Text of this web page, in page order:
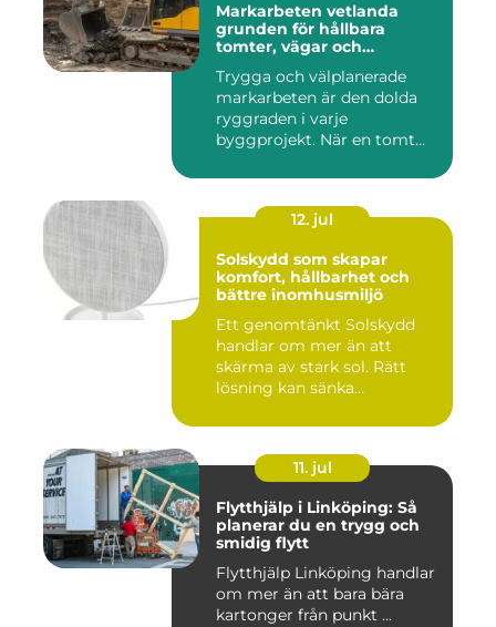
Markarbeten vetlanda
grunden för hållbara
tomter, vägar och
Trygga och välplanerade
markarbeten är den dolda
ryggraden i varje
byggprojekt. När en tomt
12. jul
Solskydd som skapar
komfort, hållbarhet och
bättre inomhusmiljö
Ett genomtänkt Solskydd
handlar om mer än att
skärma av stark sol. Rätt
lösning kan sänka
11. jul
Flytthjälp i Linköping: Så
planerar du en trygg och
smidig flytt
Flytthjälp Linköping handlar
om mer än att bara bära
kartonger från punkt ...